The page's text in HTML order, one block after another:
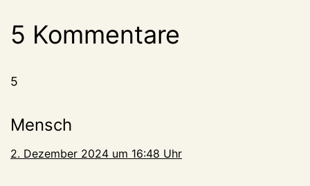
5 Kommentare
5
Mensch
2. Dezember 2024 um 16:48 Uhr